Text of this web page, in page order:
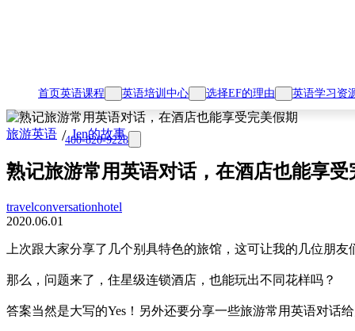
首页英语课程 英语培训中心 选择EF的理由 英语学习资
400-820-9228
旅游英语 / Jen的故事
熟记旅游常用英语对话，在酒店也能享受
travelconversationhotel
2020.06.01
上次跟大家分享了几个别具特色的旅馆，这可让我的几位朋
那么，问题来了，住星级连锁酒店，也能玩出不同花样吗？
答案当然是大写的Yes！另外还要分享一些旅游常用英语对话给